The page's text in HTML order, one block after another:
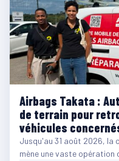
Airbags Takata :
de terrain pour
véhicules
Jusqu'au 31 août 2026, la
mène une vaste